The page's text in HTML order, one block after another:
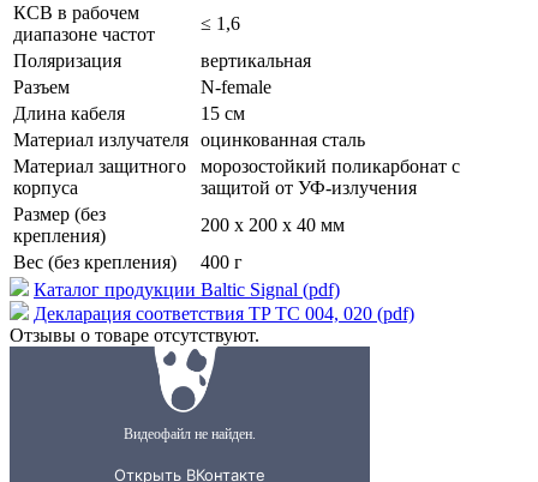
КСВ в рабочем
диапазоне частот
≤ 1,6
Поляризация
вертикальная
Разъем
N-female
Длина кабеля
15 см
Материал излучателя оцинкованная сталь
Материал защитного
корпуса
морозостойкий поликарбонат с
защитой от УФ-излучения
Размер (без
крепления)
200 x 200 x 40 мм
Вес (без крепления)
400 г
Каталог продукции Baltic Signal (pdf)
Декларация соответствия TP TC 004, 020 (pdf)
Отзывы о товаре отсутствуют.